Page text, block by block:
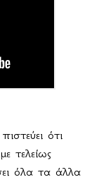
ότι
τελείως
όλα τα άλλα